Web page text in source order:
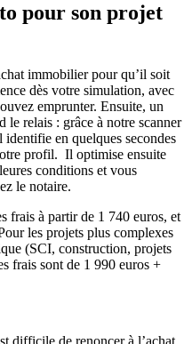
pour son projet
immobilier pour qu’il soit
dès votre simulation, avec
emprunter. Ensuite, un
le relais : grâce à notre scanner
en quelques secondes
profil. Il optimise ensuite
conditions et vous
le notaire.
frais à partir de 1 740 euros, et
les projets plus complexes
(SCI, construction, projets
frais sont de 1 990 euros +
difficile de renoncer à l’achat